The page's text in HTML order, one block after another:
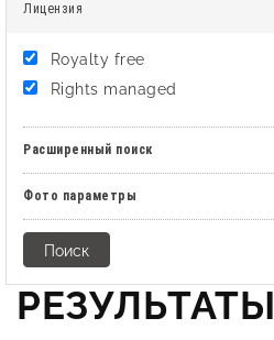
Лицензия
Royalty free
Rights managed
Расширенный поиск
Фото параметры
РЕЗУЛЬТАТЫ